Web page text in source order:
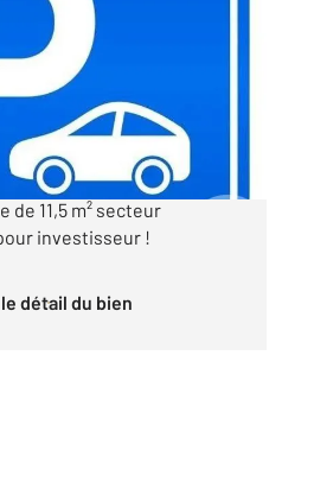
€
21 Les Clés Du Sud vous
de 11,5 m² secteur
investisseur !
le détail du bien